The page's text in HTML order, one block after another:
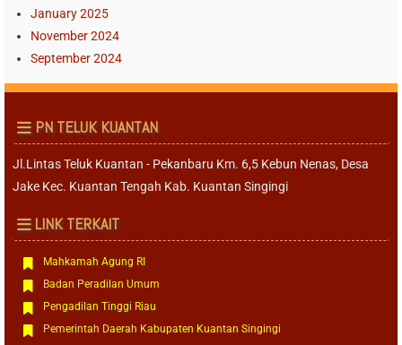
January 2025
November 2024
September 2024
PN TELUK KUANTAN
Jl.Lintas Teluk Kuantan - Pekanbaru Km. 6,5 Kebun Nenas, Desa
Jake Kec. Kuantan Tengah Kab. Kuantan Singingi
LINK TERKAIT
Mahkamah Agung RI
Badan Peradilan Umum
Pengadilan Tinggi Riau
Pemerintah Daerah Kabupaten Kuantan Singingi